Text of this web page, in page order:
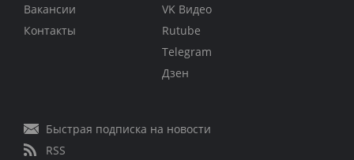
Вакансии
Контакты
VK Видео
Rutube
Telegram
Дзен
Быстрая подписка на новости
RSS